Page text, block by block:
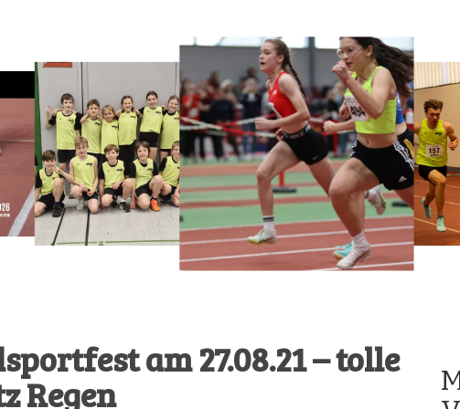
am 27.08.21 – tolle
Regen